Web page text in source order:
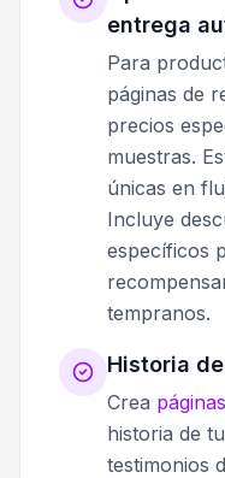
entrega
Para
páginas de
precios
muestras.
únicas en
Incluye
específicos
tempranos.
Historia
Crea
historia de
testimonios